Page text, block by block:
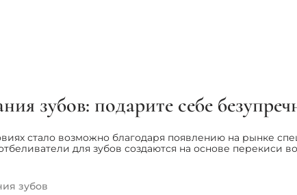
зубов: подарите себе
стало возможно благодаря появлению на рынке
для зубов создаются на основе перекиси
зубов